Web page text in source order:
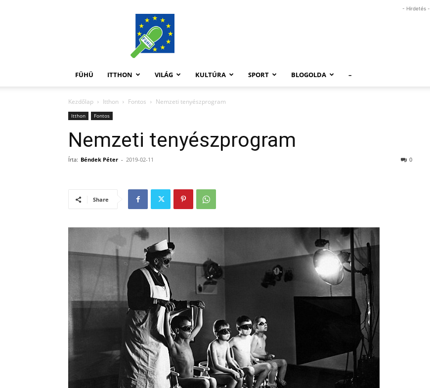
FüHü
- Hirdetés -
FÜHÜ ITTHON VILÁG KULTÚRA SPORT BLOGOLDA –
Kezdőlap Itthon Fontos Nemzeti tenyészprogram
Itthon Fontos
Nemzeti tenyészprogram
Írta: Béndek Péter - 2019-02-11 0
Share